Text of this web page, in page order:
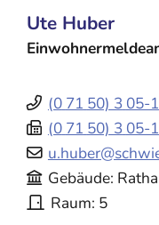
Ute Huber
(0 71 50) 3 05-1
(0 71 50) 3 05-1
Gebäude
Raum 5